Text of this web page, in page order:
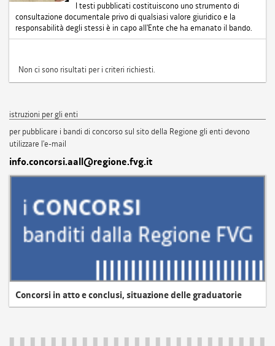
I testi pubblicati costituiscono uno strumento di
consultazione documentale privo di qualsiasi valore giuridico e la
responsabilità degli stessi è in capo all'Ente che ha emanato il bando.
Non ci sono risultati per i criteri richiesti.
istruzioni per gli enti
per pubblicare i bandi di concorso sul sito della Regione gli enti devono
utilizzare l'e-mail
info.concorsi.aall@regione.fvg.it
Concorsi in atto e conclusi, situazione delle graduatorie